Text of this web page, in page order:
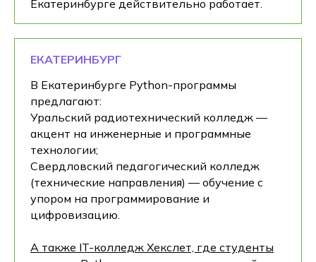
Екатеринбурге действительно работает.
ЕКАТЕРИНБУРГ
В Екатеринбурге Python-программы
предлагают:
Уральский радиотехнический колледж —
акцент на инженерные и программные
технологии;
Свердловский педагогический колледж
(технические направления) — обучение с
упором на программирование и
цифровизацию.
А также IT-колледж Хекслет, где студенты